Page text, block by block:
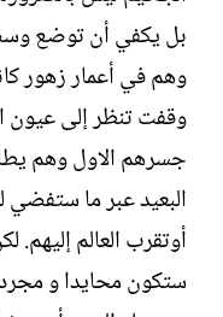
بل يكفي أن توضع
وهم في أعمار زهور
وقفت تنظر إلى عيون
جسرهم الاول وهم
البعيد عبر ما ستفضي
أوتقرب العالم إليهم.
ستكون محايدا و